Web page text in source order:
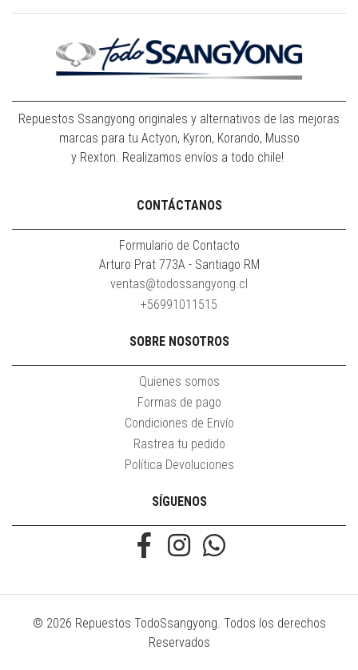
Repuestos Ssangyong originales y alternativos de las mejoras
marcas para tu Actyon, Kyron, Korando, Musso
y Rexton. Realizamos envíos a todo chile!
CONTÁCTANOS
Formulario de Contacto
Arturo Prat 773A - Santiago RM
ventas@todossangyong.cl
+56991011515
SOBRE NOSOTROS
Quienes somos
Formas de pago
Condiciones de Envío
Rastrea tu pedido
Política Devoluciones
SÍGUENOS
© 2026 Repuestos TodoSsangyong. Todos los derechos
Reservados